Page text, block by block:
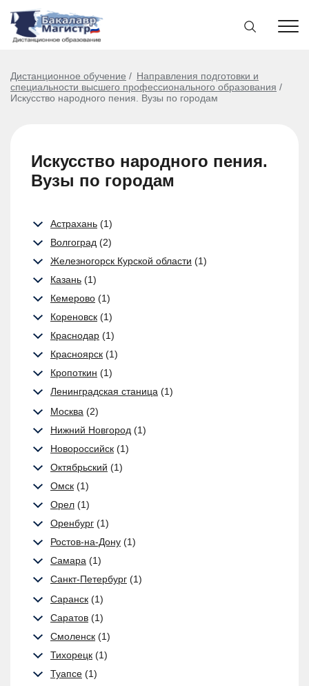
Дистанционное обучение
Направления подготовки и
специальности высшего профессионального образования
Искусство народного пения. Вузы по городам
Искусство народного пения.
Вузы по городам
Астрахань (1)
Волгоград (2)
Железногорск Курской области (1)
Казань (1)
Кемерово (1)
Кореновск (1)
Краснодар (1)
Красноярск (1)
Кропоткин (1)
Ленинградская станица (1)
Москва (2)
Нижний Новгород (1)
Новороссийск (1)
Октябрьский (1)
Омск (1)
Орел (1)
Оренбург (1)
Ростов-на-Дону (1)
Самара (1)
Санкт-Петербург (1)
Саранск (1)
Саратов (1)
Смоленск (1)
Тихорецк (1)
Туапсе (1)